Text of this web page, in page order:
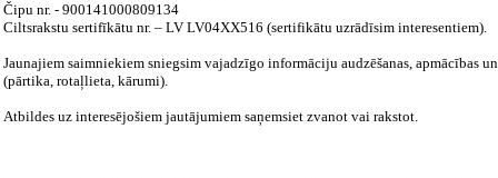
Čipu nr. - 900141000809134
Ciltsrakstu sertifīkātu nr. – LV LV04XX516 (sertifikātu uzrādīsim interesentiem).
Jaunajiem saimniekiem sniegsim vajadzīgo informāciju audzēšanas, apmācības
(pārtika, rotaļlieta, kārumi).
Atbildes uz interesējošiem jautājumiem saņemsiet zvanot vai rakstot.